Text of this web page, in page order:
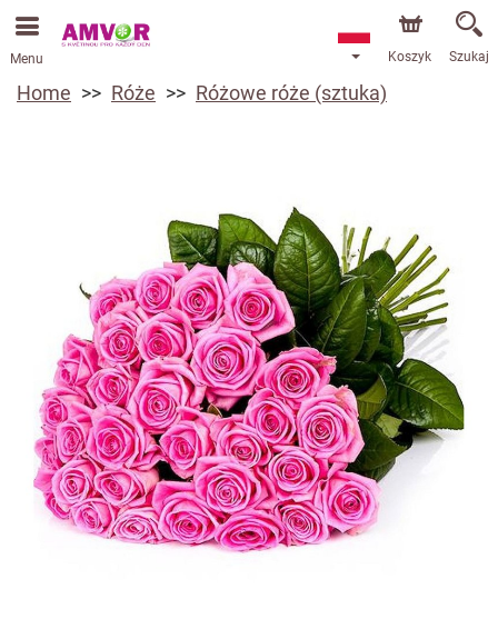
Menu Koszyk Szukaj
Home Róże Różowe róże (sztuka)